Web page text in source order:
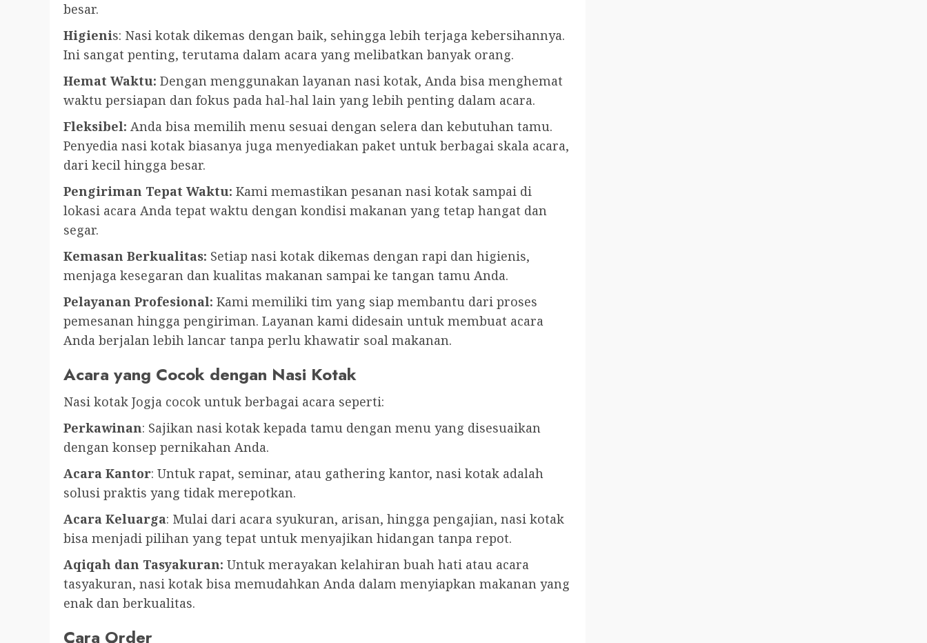
besar.
Higienis: Nasi kotak dikemas dengan baik, sehingga lebih terjaga kebersihannya.
Ini sangat penting, terutama dalam acara yang melibatkan banyak orang.
Hemat Waktu: Dengan menggunakan layanan nasi kotak, Anda bisa menghemat
waktu persiapan dan fokus pada hal-hal lain yang lebih penting dalam acara.
Fleksibel: Anda bisa memilih menu sesuai dengan selera dan kebutuhan tamu.
Penyedia nasi kotak biasanya juga menyediakan paket untuk berbagai skala acara,
dari kecil hingga besar.
Pengiriman Tepat Waktu: Kami memastikan pesanan nasi kotak sampai di
lokasi acara Anda tepat waktu dengan kondisi makanan yang tetap hangat dan
segar.
Kemasan Berkualitas: Setiap nasi kotak dikemas dengan rapi dan higienis,
menjaga kesegaran dan kualitas makanan sampai ke tangan tamu Anda.
Pelayanan Profesional: Kami memiliki tim yang siap membantu dari proses
pemesanan hingga pengiriman. Layanan kami didesain untuk membuat acara
Anda berjalan lebih lancar tanpa perlu khawatir soal makanan.
Acara yang Cocok dengan Nasi Kotak
Nasi kotak Jogja cocok untuk berbagai acara seperti:
Perkawinan: Sajikan nasi kotak kepada tamu dengan menu yang disesuaikan
dengan konsep pernikahan Anda.
Acara Kantor: Untuk rapat, seminar, atau gathering kantor, nasi kotak adalah
solusi praktis yang tidak merepotkan.
Acara Keluarga: Mulai dari acara syukuran, arisan, hingga pengajian, nasi kotak
bisa menjadi pilihan yang tepat untuk menyajikan hidangan tanpa repot.
Aqiqah dan Tasyakuran: Untuk merayakan kelahiran buah hati atau acara
tasyakuran, nasi kotak bisa memudahkan Anda dalam menyiapkan makanan yang
enak dan berkualitas.
Cara Order